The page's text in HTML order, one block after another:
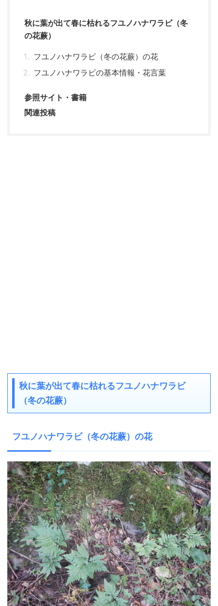
秋に葉が出て春に枯れるフユノハナワラビ（冬
の花蕨）
フユノハナワラビ（冬の花蕨）の花
フユノハナワラビの基本情報・花言葉
参照サイト・書籍
関連投稿
秋に葉が出て春に枯れるフユノハナワラビ
（冬の花蕨）
フユノハナワラビ（冬の花蕨）の花